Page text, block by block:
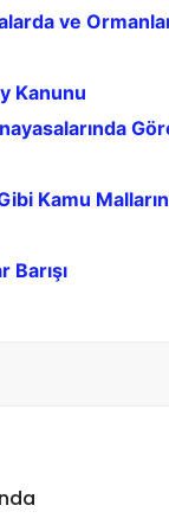
ve
Kanunu
Kamu
Barışı